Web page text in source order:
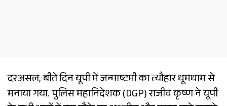
दरअसल, बीते दिन यूपी में जन्माष्टमी का त्यौहार धूमधाम से
मनाया गया. पुलिस महानिदेशक (DGP) राजीव कृष्ण ने यूपी